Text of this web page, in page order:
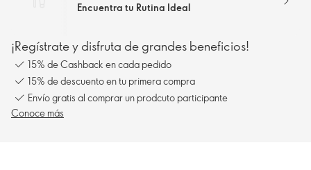
Encuentra tu Rutina Ideal
¡Regístrate y disfruta de grandes beneficios!
15% de Cashback en cada pedido
15% de descuento en tu primera compra
Envío gratis al comprar un prodcuto participante
Conoce más